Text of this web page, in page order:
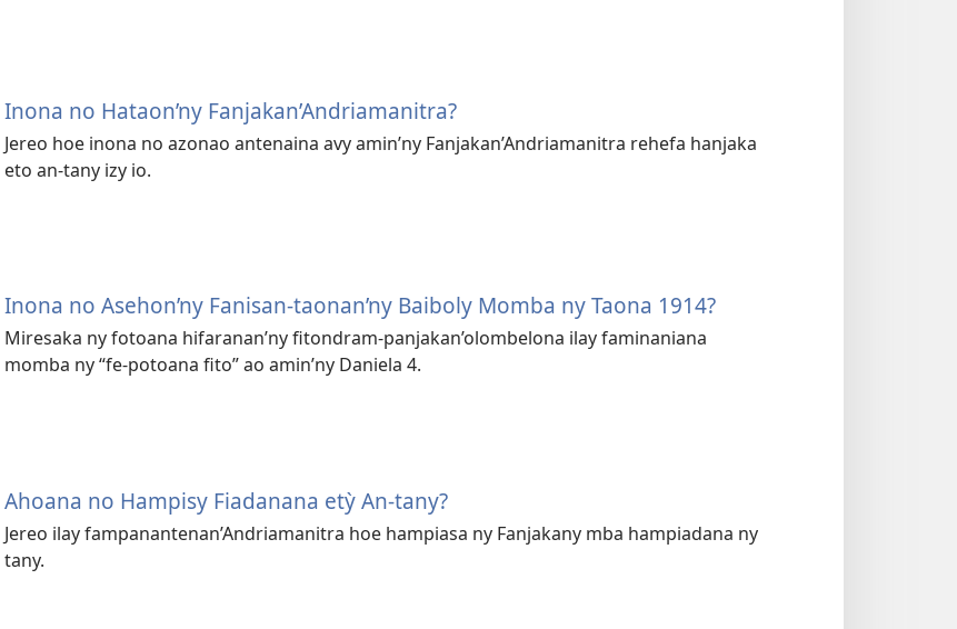
Inona no Hataon’ny Fanjakan’Andriamanitra?
Jereo hoe inona no azonao antenaina avy amin’ny Fanjakan’Andriamanitra rehefa hanjaka
eto an-tany izy io.
Inona no Asehon’ny Fanisan-taonan’ny Baiboly Momba ny Taona 1914?
Miresaka ny fotoana hifaranan’ny fitondram-panjakan’olombelona ilay faminaniana
momba ny “fe-potoana fito” ao amin’ny Daniela 4.
Ahoana no Hampisy Fiadanana etỳ An-tany?
Jereo ilay fampanantenan’Andriamanitra hoe hampiasa ny Fanjakany mba hampiadana ny
tany.